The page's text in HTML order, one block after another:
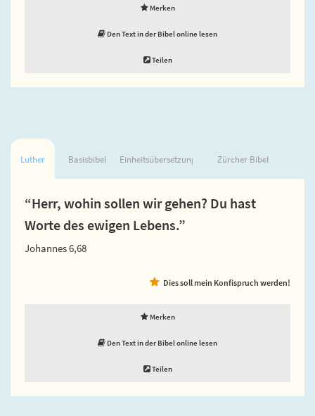
Merken
Den Text in der Bibel online lesen
Teilen
Luther Basisbibel Einheitsübersetzung Zürcher Bibel
“Herr, wohin sollen wir gehen? Du hast
Worte des ewigen Lebens.”
Johannes 6,68
Dies soll mein Konfispruch werden!
Merken
Den Text in der Bibel online lesen
Teilen